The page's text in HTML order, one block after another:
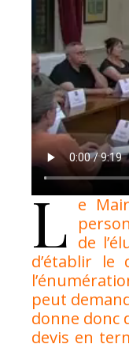
L e
de
d’établir le
peut
donne donc
devis en